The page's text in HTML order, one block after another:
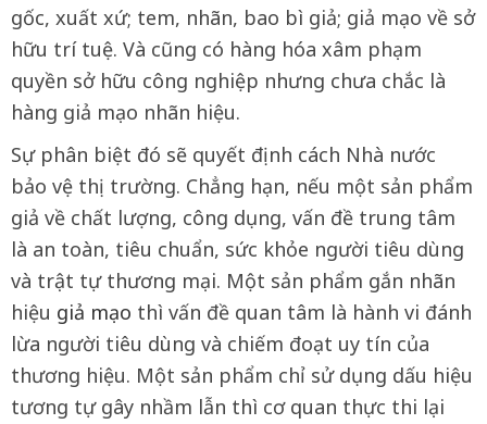
gốc, xuất xứ; tem, nhãn, bao bì giả; giả mạo về sở
hữu trí tuệ. Và cũng có hàng hóa xâm phạm
quyền sở hữu công nghiệp nhưng chưa chắc là
hàng giả mạo nhãn hiệu.
Sự phân biệt đó sẽ quyết định cách Nhà nước
bảo vệ thị trường. Chẳng hạn, nếu một sản phẩm
giả về chất lượng, công dụng, vấn đề trung tâm
là an toàn, tiêu chuẩn, sức khỏe người tiêu dùng
và trật tự thương mại. Một sản phẩm gắn nhãn
hiệu giả mạo thì vấn đề quan tâm là hành vi đánh
lừa người tiêu dùng và chiếm đoạt uy tín của
thương hiệu. Một sản phẩm chỉ sử dụng dấu hiệu
tương tự gây nhầm lẫn thì cơ quan thực thi lại